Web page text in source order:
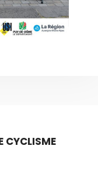
CYCLISME